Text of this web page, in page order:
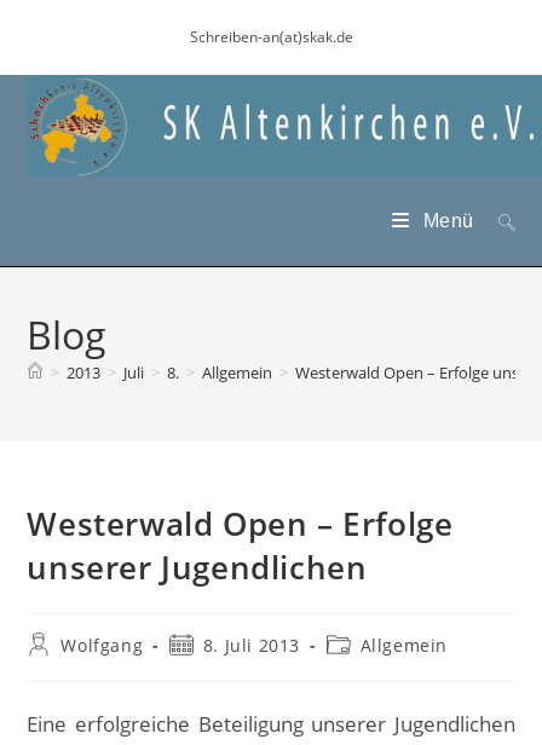
springen
Schreiben-an(at)skak.de
Menü
Blog
> 2013 > Juli > 8. > Allgemein > Westerwald Open – Erfolge
Westerwald Open – Erfolge
unserer Jugendlichen
Beitrags-
Wolfgang
Beitrag8. Juli 2013
Beitrags-
Allgemein
Eine erfolgreiche Beteiligung unserer Jugendlichen